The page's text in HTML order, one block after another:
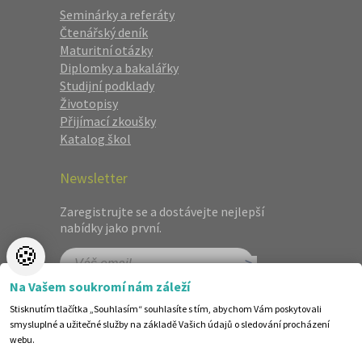
Seminárky a referáty
Čtenářský deník
Maturitní otázky
Diplomky a bakalářky
Studijní podklady
Životopisy
Přijímací zkoušky
Katalog škol
Newsletter
Zaregistrujte se a dostávejte nejlepší
nabídky jako první.
🍪
Na Vašem soukromí nám záleží
Stisknutím tlačítka „Souhlasím“ souhlasíte s tím, abychom Vám poskytovali
smysluplné a užitečné služby na základě Vašich údajů o sledování procházení
webu.